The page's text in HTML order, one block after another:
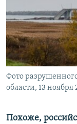
ПОБЕДИТЕЛЕЙ НЕ
ELIFBE
УКРАИНСКАЯ
ПРИСОЕДИНЯЙТЕСЬ!
Все сайты
Фото
области, 13 ноября
Похоже,